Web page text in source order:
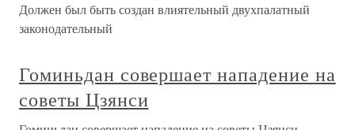
Должен был быть создан влиятельный двухпалатный
законодательный
Гоминьдан совершает нападение на
советы Цзянси